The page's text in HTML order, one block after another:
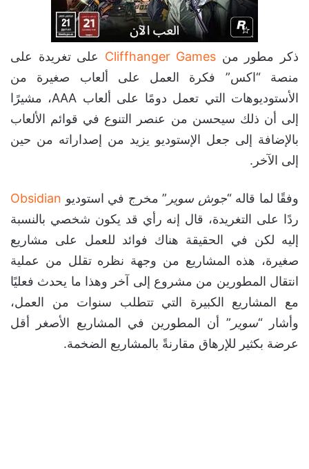
ذكر مطور من
على تغريدة على
منصة “اكس” فكرة العمل على ألعاب صغيرة من
الأستوديوهات التي تعمل دومًا على ألعاب AAA، مشيرًا
إلى أن ذلك سيحسن من عنصر التنوع في قوائم الألعاب
بالإضافة إلى جعل الإستوديو يزيد من إصداراته من حين
إلى الآخر.
وفقًا لما قاله “جوش سوير ” مخرج في استوديو Obsidian
ردًا على التغريدة، قال إنه رأي قد يكون شخصي بالنسبة
إليه لكن في الحقيقة هناك فوائد للعمل على مشاريع
صغيرة، هذه المشاريع من وجهة نظره تقلل من عملية
انتقال المطورين من مشروع إلى آخر وهذا ما يحدث فعليًا
مع المشاريع الكبيرة التي تتطلب سنوات من العمل،
وأشار “سوير ” أن المطورين في المشاريع الأصغر أقل
عرضة بكثير للإرهاق مقارنةً بالمشاريع الضخمة.